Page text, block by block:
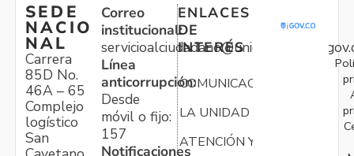
SEDE
NACIO
NAL
Carrera
85D No.
46A – 65
Complejo
logístico
San
Correo
institucional:
Línea
anticorrupción:
Desde
móvil o fijo:
157
Notificaciones
ENLACES
DE
INTERÉS
COMUNICACIONES
LA UNIDAD
ATENCIÓN Y